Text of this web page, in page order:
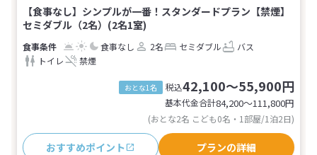
【食事なし】シンプルが一番！スタンダードプラン【禁煙】
セミダブル（2名）(2名1室)
食事なし 2名 セミダブル
バス
トイレ
禁煙
おとな1名 税込42,100～55,900円
基本代金合計84,200〜111,800円
(おとな2名 こども0名・1部屋/1泊2日)
おすすめポイント プランの詳細